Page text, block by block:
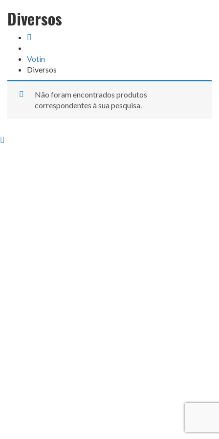
Diversos
Votin
Diversos
Não foram encontrados produtos
correspondentes à sua pesquisa.